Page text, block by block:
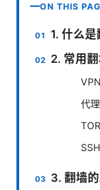
ON THIS
1. 什么
2. 常用
代
3. 翻墙